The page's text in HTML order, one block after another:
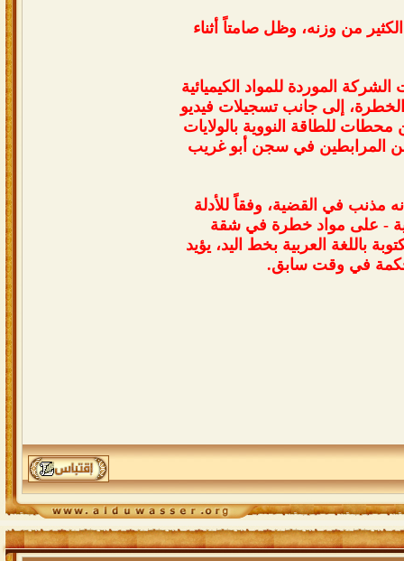
الكثير من وزنه، وظل صامتاً أثناء
الموردة للمواد الكيميائية
إلى جانب تسجيلات فيديو
للطاقة النووية بالولايات
من المرابطين في سجن أبو غريب
مذنب في القضية، وفقاً للأدلة
- على مواد خطرة في شقة
باللغة العربية بخط اليد، يؤيد
في وقت سابق.